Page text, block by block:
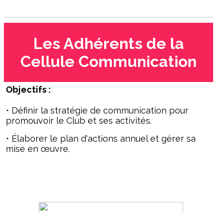
Les Adhérents de la
Cellule Communication
Objectifs :
• Définir la stratégie de communication pour
promouvoir le Club et ses activités.
• Élaborer le plan d'actions annuel et gérer sa
mise en œuvre.